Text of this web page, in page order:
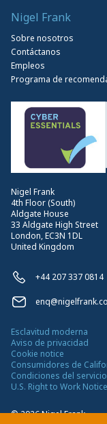
Nigel Frank
4th Floor (South)
Aldgate House
33 Aldgate High Street
London, EC3N 1DL
United Kingdom
+44 207 337 0814
Nigel Frank
Sobre nosotros
Contáctanos
Empleos
Programa de
©2026Nigel Frank
Esclavitud moderna
Aviso de privacidad
Cookie notice
Consumidores de
Condiciones del servicio
U.S. Right to Work Notice